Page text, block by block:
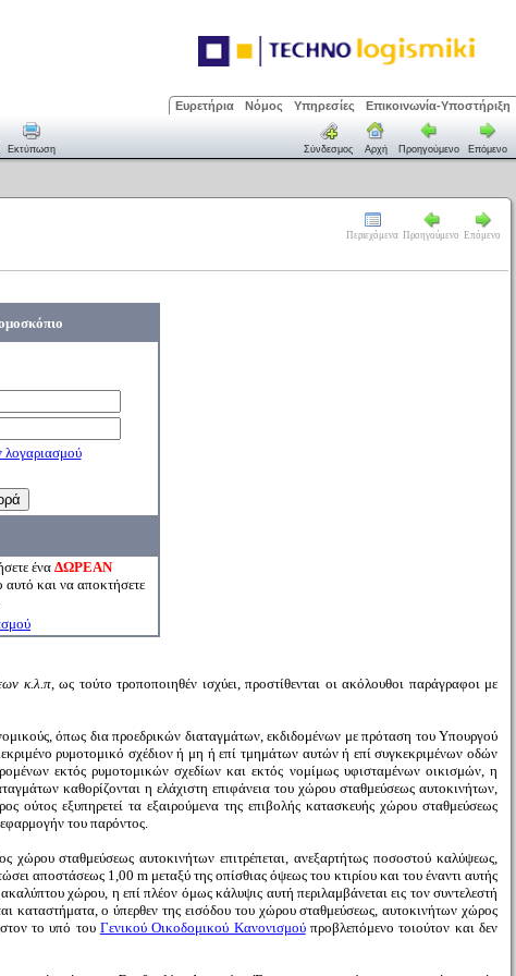
Ευρετήρια Νόμος Υπηρεσίες Επικοινωνία-Υποστήριξη
Εκτύπωση Σύνδεσμος Αρχή Προηγούμενο Επόμενο